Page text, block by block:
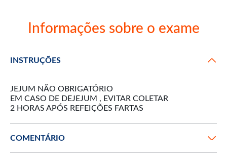
Informações sobre o exame
INSTRUÇÕES
JEJUM NÃO OBRIGATÓRIO
EM CASO DE DEJEJUM , EVITAR COLETAR
2 HORAS APÓS REFEIÇÕES FARTAS
COMENTÁRIO